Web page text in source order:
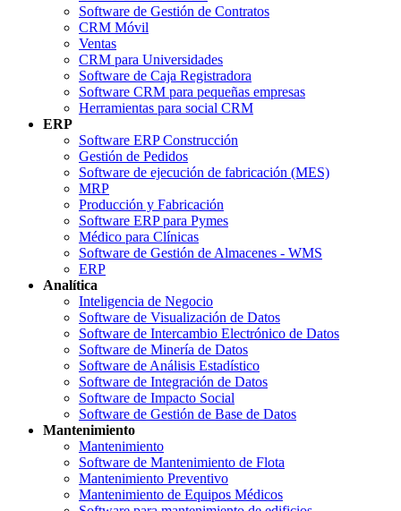
Software de Gestión de Contratos
CRM Móvil
Ventas
CRM para Universidades
Software de Caja Registradora
Software CRM para pequeñas empresas
Herramientas para social CRM
ERP
Software ERP Construcción
Gestión de Pedidos
Software de ejecución de fabricación (MES)
MRP
Producción y Fabricación
Software ERP para Pymes
Médico para Clínicas
Software de Gestión de Almacenes - WMS
ERP
Analítica
Inteligencia de Negocio
Software de Visualización de Datos
Software de Intercambio Electrónico de Datos
Software de Minería de Datos
Software de Análisis Estadístico
Software de Integración de Datos
Software de Impacto Social
Software de Gestión de Base de Datos
Mantenimiento
Mantenimiento
Software de Mantenimiento de Flota
Mantenimiento Preventivo
Mantenimiento de Equipos Médicos